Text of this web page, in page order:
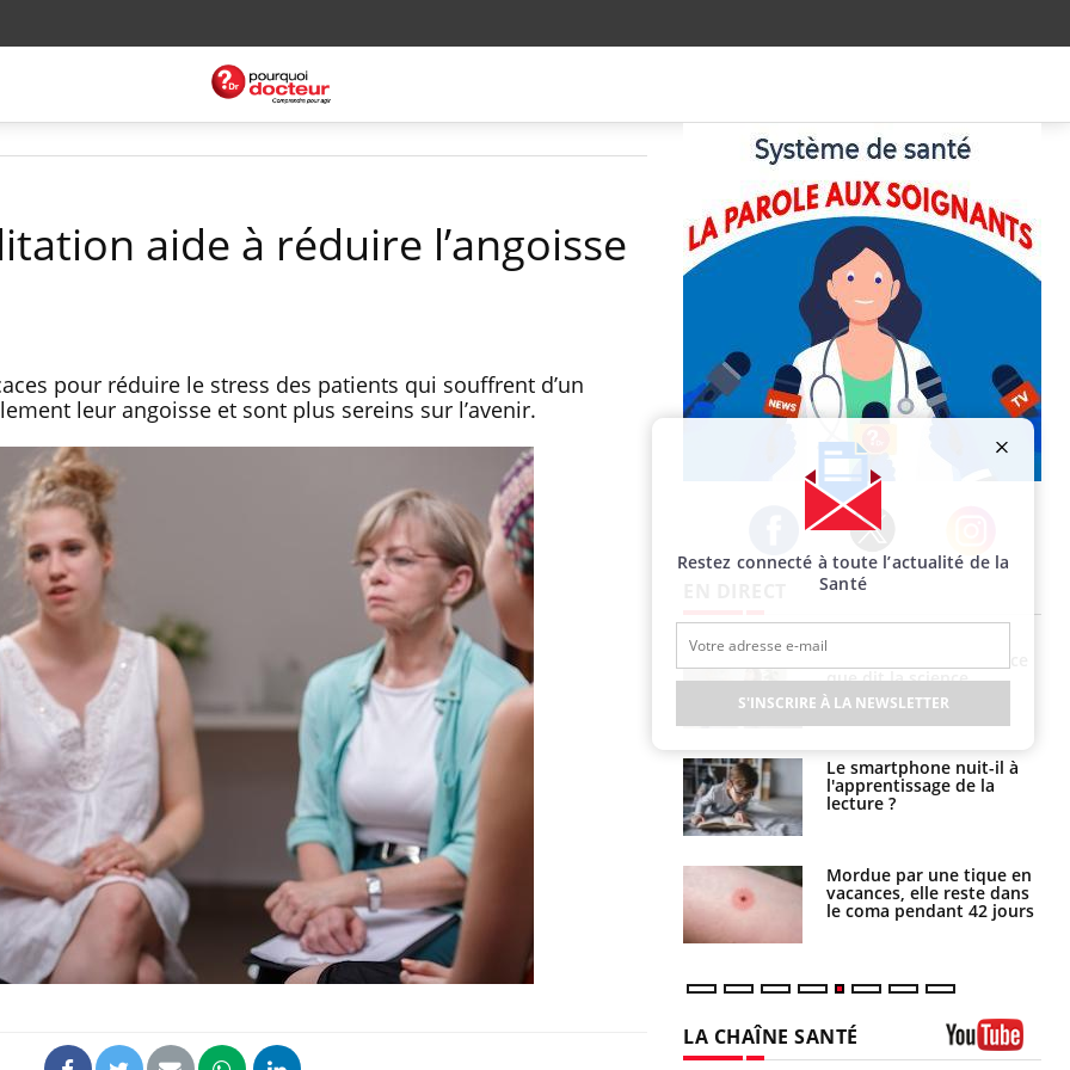
aide à réduire l’angoisse
pour réduire le stress des patients qui souffrent d’un
leur angoisse et sont plus sereins sur l’avenir.
Facebook Twitter Instagram
La sieste empêche-t-elle
de dormir la nuit ?
VIH : la fin du comprimé
tous les jours se profile-t-
elle enfin ?
Pourquoi votre ventre
gâche-t-il les premiers
jours de vos vacances ?
Fortes chaleurs :
pourquoi le risque de
noyade grimpe-t-il ?
Le Viagra pourrait-il
freiner la propagation du
cancer ?
Pourquoi manger moins
que dit la science
Le smartphone nuit-il à
l'apprentissage de la
lecture ?
Mordue par une tique en
vacances, elle reste dans
le coma pendant 42 jours
Restez connecté à toute l’actualité de la
Santé
S'INSCRIRE À LA NEWSLETTER